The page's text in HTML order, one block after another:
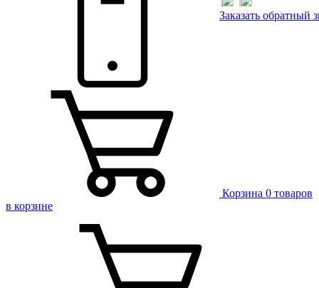
Заказать обратный
Корзина 0 товаров
в корзине